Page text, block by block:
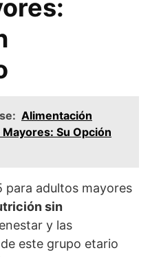
Alimentación
Su Opción
para adultos mayores
sin
y las
este grupo etario